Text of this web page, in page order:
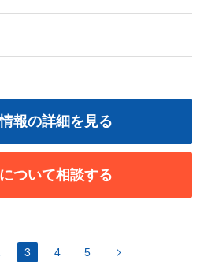
報の詳細を見る
ついて相談する
3 4 5